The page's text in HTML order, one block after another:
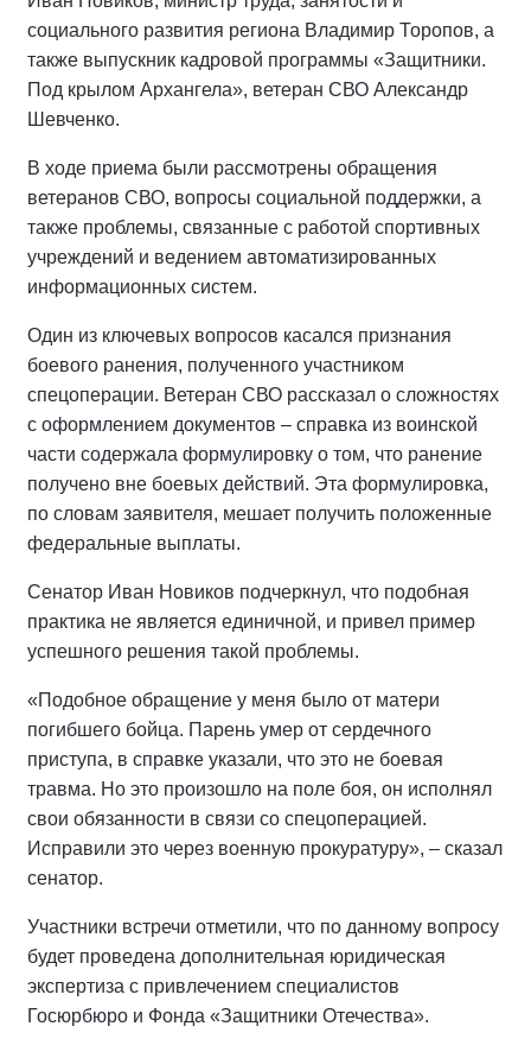
социального развития региона Владимир Торопов, а
также выпускник кадровой программы «Защитники.
Под крылом Архангела», ветеран СВО Александр
Шевченко.
В ходе приема были рассмотрены обращения
ветеранов СВО, вопросы социальной поддержки, а
также проблемы, связанные с работой спортивных
учреждений и ведением автоматизированных
информационных систем.
Один из ключевых вопросов касался признания
боевого ранения, полученного участником
спецоперации. Ветеран СВО рассказал о сложностях
с оформлением документов – справка из воинской
части содержала формулировку о том, что ранение
получено вне боевых действий. Эта формулировка,
по словам заявителя, мешает получить положенные
федеральные выплаты.
Сенатор Иван Новиков подчеркнул, что подобная
практика не является единичной, и привел пример
успешного решения такой проблемы.
«Подобное обращение у меня было от матери
погибшего бойца. Парень умер от сердечного
приступа, в справке указали, что это не боевая
травма. Но это произошло на поле боя, он исполнял
свои обязанности в связи со спецоперацией.
Исправили это через военную прокуратуру», – сказал
сенатор.
Участники встречи отметили, что по данному вопросу
будет проведена дополнительная юридическая
экспертиза с привлечением специалистов
Госюрбюро и Фонда «Защитники Отечества».